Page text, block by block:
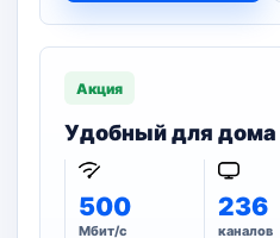
Акция
Удобный для
500
Мбит/с
236
каналов